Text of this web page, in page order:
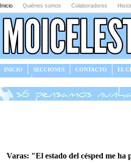
Inicio Quiénes somos Colaboradores
INICIO SECCIONES CONTACTO EL
Varas: "El estado del césped me